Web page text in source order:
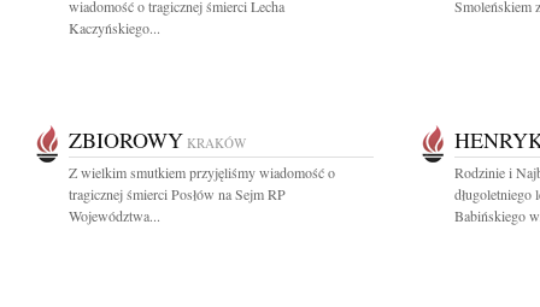
wiadomość o tragicznej śmierci Lecha
Kaczyńskiego...
Smoleńskiem
ZBIOROWY KRAKÓW
Z wielkim smutkiem przyjęliśmy wiadomość o
tragicznej śmierci Posłów na Sejm RP
Województwa...
Rodzinie i
długoletniego
Babińskiego